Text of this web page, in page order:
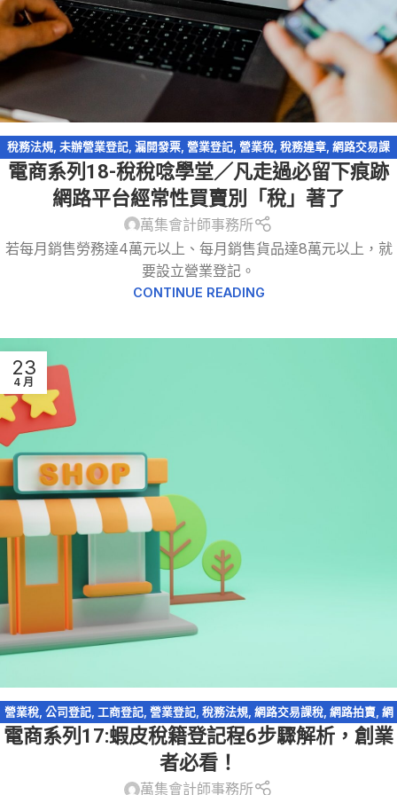
稅務法規, 未辦營業登記, 漏開發票, 營業登記, 營業稅, 稅務違章, 網路交易課
稅
網路拍賣,網路購物,逃漏稅,電商系列,電子商務
電商系列18-稅稅唸學堂／凡走過必留下痕跡
網路平台經常性買賣別「稅」著了
萬集會計師事務所
若每月銷售勞務達4萬元以上、每月銷售貨品達8萬元以上，就
要設立營業登記。
CONTINUE READING
23
4 月
營業稅, 公司登記, 工商登記, 營業登記, 稅務法規, 網路交易課稅, 網路拍賣, 網
路購物,跨境電商,電商系列
電商系列17:蝦皮稅籍登記程6步驟解析，創業
者必看！
萬集會計師事務所